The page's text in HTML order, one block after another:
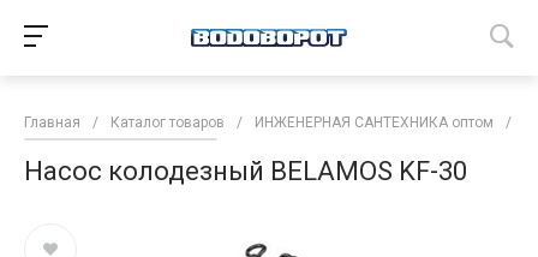
Главная / Каталог товаров / ИНЖЕНЕРНАЯ САНТЕХНИКА оптом /
Насос колодезный BELAMOS KF-30